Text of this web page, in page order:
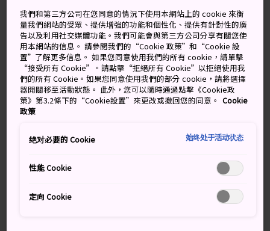
關鍵字 地圖
由玻璃製成的內陸船隻，充滿現
代藝術和多不勝數的活動
東京國際論壇由烏拉圭建築師 Rafael Vinoly 設計，是一個
心。東京國際論壇是一個主辦音樂會、展覽以及其他活
習等方面都起著啟發人心的功用。
知識補給站
我們和第三方公司在您同意的情況下使用本網站上的 cookie 來衡
量我們網站的受眾、提供增強的功能和個性化、提供有針對性的廣
告以及利用社交媒體功能。我們可能會與第三方公司分享有關您使
用本網站的信息。 請參閱我們的“Cookie 政策”和“Cookie 設
置”了解更多信息。 如果您同意使用我們的所有 cookie，請單擊
“接受所有 Cookie”。請點擊“拒絕所有 Cookie”以拒絕使用我
們的所有 Cookie。如果您同意使用我們的部分 cookie，請將選擇
器開關移至活動狀態。 此外，您可以隨時通過點擊《Cookie政
策》第3.2條下的“Cookie設置”來更改或撤回您的同意。 Cookie
政策
绝对必要的 Cookie 始终处于活动状态
性能 Cookie
定向 Cookie